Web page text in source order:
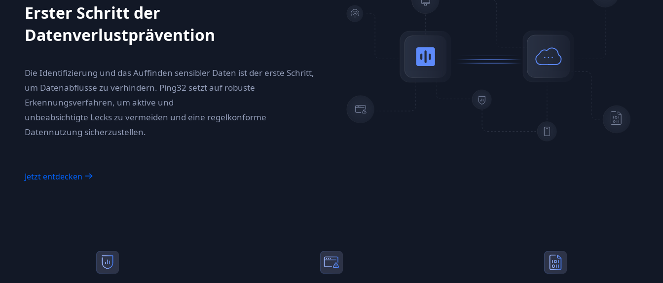
Erster Schritt der
Datenverlustprävention
Die Identifizierung und das Auffinden sensibler Daten ist der erste Schritt,
um Datenabflüsse zu verhindern. Ping32 setzt auf robuste
Erkennungsverfahren, um aktive und
unbeabsichtigte Lecks zu vermeiden und eine regelkonforme
Datennutzung sicherzustellen.
Jetzt entdecken